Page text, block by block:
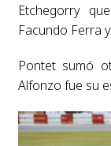
Etchegorry
Facundo Ferra
Pontet sumó
Alfonzo fue su